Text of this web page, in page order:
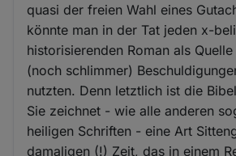
quasi der freien Wahl eines
könnte man in der Tat jeden x-
historisierenden Roman als
(noch schlimmer)
nutzten. Denn letztlich ist die
Sie zeichnet - wie alle anderen
heiligen Schriften - eine Art
damaligen (!) Zeit, das in einem